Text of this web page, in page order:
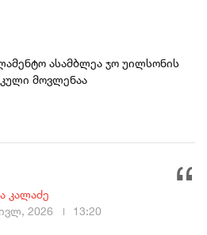
ასამბლეა ჯო უილსონის
მოვლენაა
კალაძე
2026
13:20